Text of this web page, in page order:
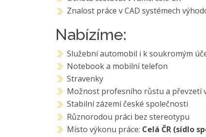
Znalost práce v CAD systémech
Nabízíme:
Služební automobil i k soukromým
Notebook a mobilní telefon
Stravenky
Možnost profesního růstu a převzetí
Stabilní zázemí české společnosti
Různorodou práci bez stereotypu
Místo výkonu práce: Celá ČR (sídlo